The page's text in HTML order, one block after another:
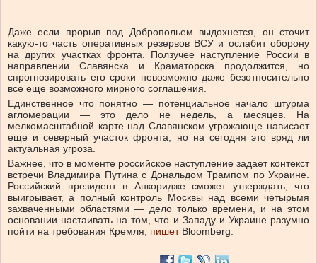
Даже если прорыв под Добропольем выдохнется, он сточит
какую-то часть оперативных резервов ВСУ и ослабит оборону
на других участках фронта. Ползучее наступление России в
направлении Славянска и Краматорска продолжится, но
спрогнозировать его сроки невозможно даже безотносительно
все еще возможного мирного соглашения.
Единственное что понятно — потенциальное начало штурма
агломерации — это дело не недель, а месяцев. На
мелкомасштабной карте над Славянском угрожающе нависает
еще и северный участок фронта, но на сегодня это вряд ли
актуальная угроза.
Важнее, что в моменте российское наступление задает контекст
встречи Владимира Путина с Дональдом Трампом по Украине.
Российский президент в Анкоридже сможет утверждать, что
выигрывает, а полный контроль Москвы над всеми четырьмя
захваченными областями — дело только времени, и на этом
основании настаивать на том, что и Западу и Украине разумно
пойти на требования Кремля, пишетBloomberg.